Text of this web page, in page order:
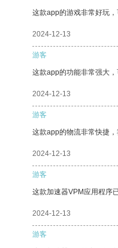
这款app的游戏非常好玩，
2024-12-13
游客
这款app的功能非常强大
2024-12-13
游客
这款app的物流非常快捷，
2024-12-13
游客
这款加速器VPM应用程序
2024-12-13
游客